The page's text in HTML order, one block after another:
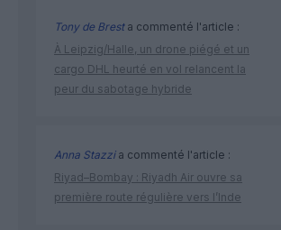
Tony de Bresta commenté l'article :
À Leipzig/Halle, un drone piégé et un
cargo DHL heurté en vol relancent la
peur du sabotage hybride
Anna Stazzia commenté l'article :
Riyad–Bombay : Riyadh Air ouvre sa
première route régulière vers l’Inde